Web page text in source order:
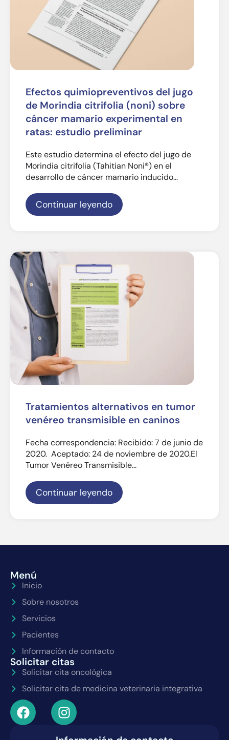
Efectos quimiopreventivos del jugo
de Morindia citrifolia (noni) sobre
cáncer mamario experimental en
ratas: estudio preliminar
Este estudio determina el efecto del jugo de
Morindia citrifolia (Tahitian Noni®) en el
desarrollo de cáncer mamario inducido...
Continuar leyendo
Tratamientos alternativos en tumor
venéreo transmisible en caninos
Fecha correspondencia: Recibido: 7 de junio de
2020. Aceptado: 24 de noviembre de 2020.El
Tumor Venéreo Transmisible...
Continuar leyendo
Menú
Inicio
Sobre nosotros
Servicios
Pacientes
Información de contacto
Solicitar citas
Solicitar cita oncológica
Solicitar cita de medicina veterinaria integrativa